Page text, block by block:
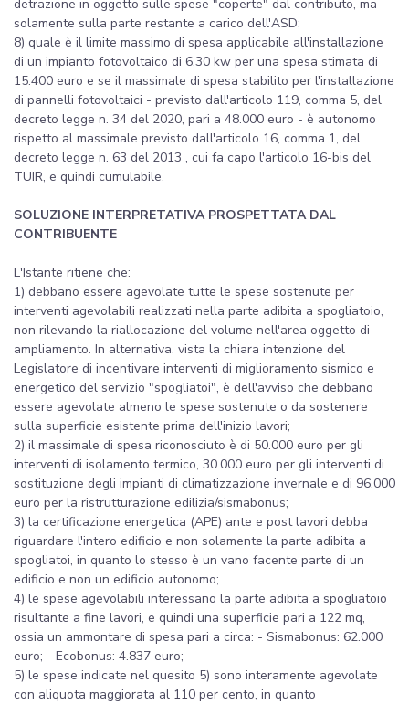
detrazione in oggetto sulle spese "coperte" dal contributo, ma
solamente sulla parte restante a carico dell'ASD;
8) quale è il limite massimo di spesa applicabile all'installazione
di un impianto fotovoltaico di 6,30 kw per una spesa stimata di
15.400 euro e se il massimale di spesa stabilito per l'installazione
di pannelli fotovoltaici - previsto dall'articolo 119, comma 5, del
decreto legge n. 34 del 2020, pari a 48.000 euro - è autonomo
rispetto al massimale previsto dall'articolo 16, comma 1, del
decreto legge n. 63 del 2013 , cui fa capo l'articolo 16-bis del
TUIR, e quindi cumulabile.
SOLUZIONE INTERPRETATIVA PROSPETTATA DAL
CONTRIBUENTE
L'Istante ritiene che:
1) debbano essere agevolate tutte le spese sostenute per
interventi agevolabili realizzati nella parte adibita a spogliatoio,
non rilevando la riallocazione del volume nell'area oggetto di
ampliamento. In alternativa, vista la chiara intenzione del
Legislatore di incentivare interventi di miglioramento sismico e
energetico del servizio "spogliatoi", è dell'avviso che debbano
essere agevolate almeno le spese sostenute o da sostenere
sulla superficie esistente prima dell'inizio lavori;
2) il massimale di spesa riconosciuto è di 50.000 euro per gli
interventi di isolamento termico, 30.000 euro per gli interventi di
sostituzione degli impianti di climatizzazione invernale e di 96.000
euro per la ristrutturazione edilizia/sismabonus;
3) la certificazione energetica (APE) ante e post lavori debba
riguardare l'intero edificio e non solamente la parte adibita a
spogliatoi, in quanto lo stesso è un vano facente parte di un
edificio e non un edificio autonomo;
4) le spese agevolabili interessano la parte adibita a spogliatoio
risultante a fine lavori, e quindi una superficie pari a 122 mq,
ossia un ammontare di spesa pari a circa: - Sismabonus: 62.000
euro; - Ecobonus: 4.837 euro;
5) le spese indicate nel quesito 5) sono interamente agevolate
con aliquota maggiorata al 110 per cento, in quanto